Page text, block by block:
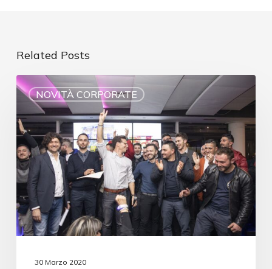
Related Posts
NOVITÀ CORPORATE
30 Marzo 2020